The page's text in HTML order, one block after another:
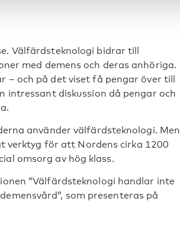
Välfärdsteknologi bidrar till
med demens och deras anhöriga.
– och på det viset få pengar över till
intressant diskussion då pengar och
använder välfärdsteknologi. Men
verktyg för att Nordens cirka 1200
omsorg av hög klass.
“Välfärdsteknologi handlar inte
som presenteras på